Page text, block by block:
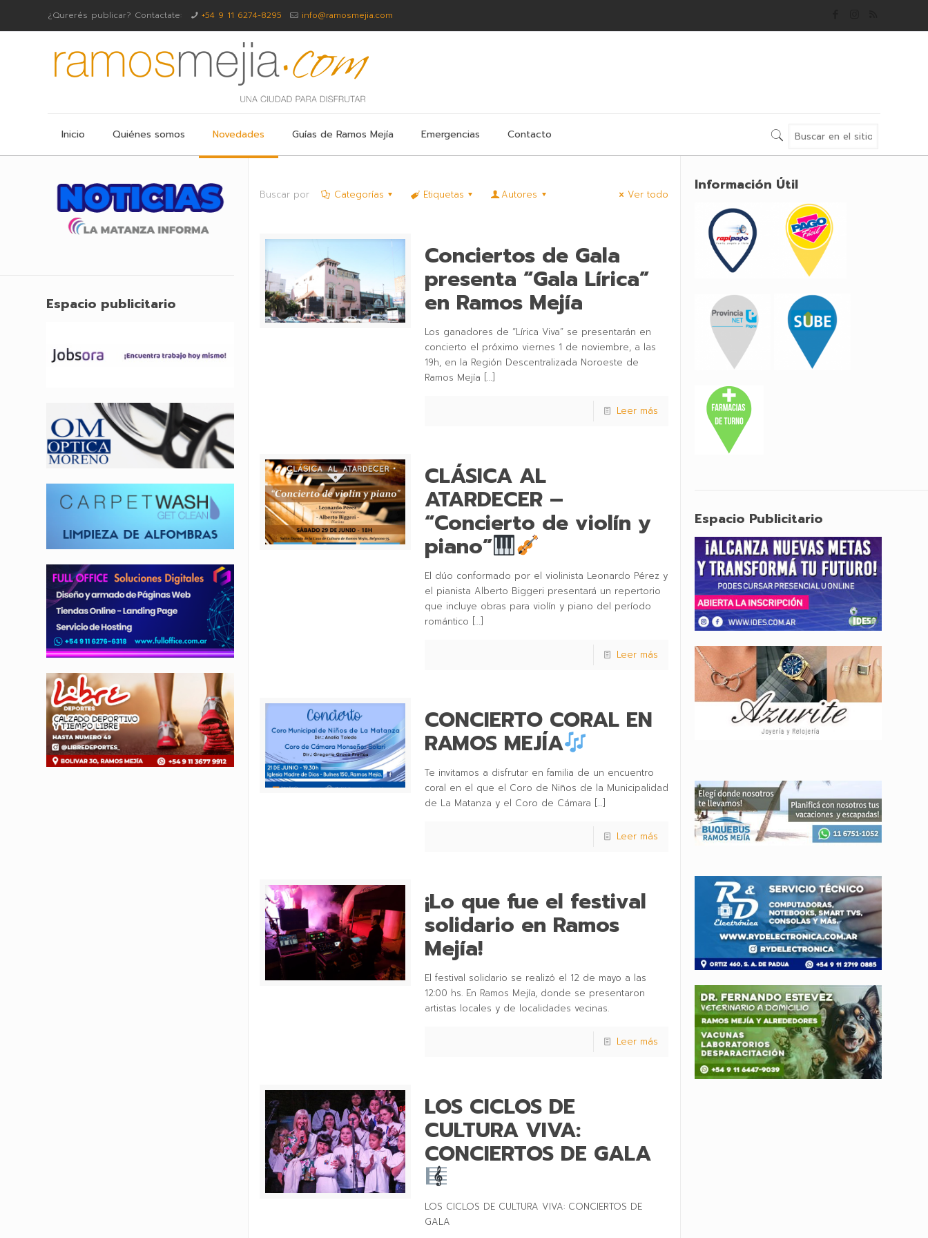
¿Qurerés publicar? Contactate: +54 9 11 6274-8295 info@ramosmejia.com
Inicio Quiénes somos Novedades Guías de Ramos Mejía Emergencias Contacto
Buscar por Categorías Etiquetas Autores Ver todo
Conciertos de Gala
presenta “Gala Lírica”
en Ramos Mejía
Los ganadores de “Lírica Viva” se presentarán en
concierto el próximo viernes 1 de noviembre, a las
19h, en la Región Descentralizada Noroeste de
Ramos Mejía […]
Leer más
CLÁSICA AL
ATARDECER –
“Concierto de violín y
piano”
El dúo conformado por el violinista Leonardo Pérez y
el pianista Alberto Biggeri presentará un repertorio
que incluye obras para violín y piano del período
romántico […]
Leer más
CONCIERTO CORAL EN
RAMOS MEJÍA
Te invitamos a disfrutar en familia de un encuentro
coral en el que el Coro de Niños de la Municipalidad
de La Matanza y el Coro de Cámara […]
Leer más
¡Lo que fue el festival
solidario en Ramos
Mejía!
El festival solidario se realizó el 12 de mayo a las
12:00 hs. En Ramos Mejía, donde se presentaron
artistas locales y de localidades vecinas.
Leer más
LOS CICLOS DE
CULTURA VIVA:
CONCIERTOS DE GALA
LOS CICLOS DE CULTURA VIVA: CONCIERTOS DE
GALA
Espacio publicitario
Información Útil
Espacio Publicitario